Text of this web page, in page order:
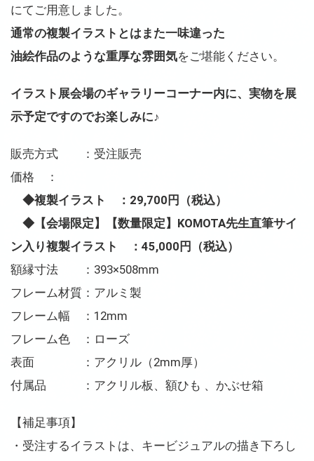
にてご用意しました。
通常の複製イラストとはまた一味違った
油絵作品のような重厚な雰囲気をご堪能ください。
イラスト展会場のギャラリーコーナー内に、実物を展
示予定ですのでお楽しみに♪
販売方式 ：受注販売
価格 ：
◆複製イラスト ：29,700円（税込）
◆【会場限定】【数量限定】KOMOTA先生直筆サイ
ン入り複製イラスト ：45,000円（税込）
額縁寸法 ：393×508mm
フレーム材質：アルミ製
フレーム幅 ：12mm
フレーム色 ：ローズ
表面 ：アクリル（2mm厚）
付属品 ：アクリル板、額ひも 、かぶせ箱
【補足事項】
・受注するイラストは、キービジュアルの描き下ろし